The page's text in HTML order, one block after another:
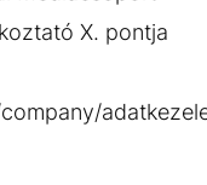
X. pontja